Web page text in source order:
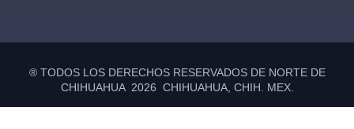
® TODOS LOS DERECHOS RESERVADOS DE NORTE DE
CHIHUAHUA 2026 CHIHUAHUA, CHIH. MEX.